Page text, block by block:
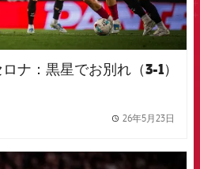
ナ：黒星でお別れ（3-1）
26年5月23日
FCB Barcelona badge